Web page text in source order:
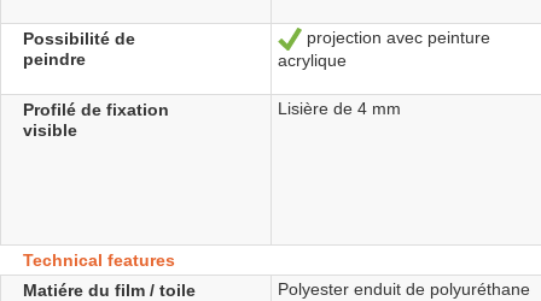
Possibilité de
peindre
Yes
projection avec peinture
acrylique
Profilé de fixation
visible
Lisière de 4 mm
Technical features
Matiére du film / toile
Polyester enduit de polyuréthane